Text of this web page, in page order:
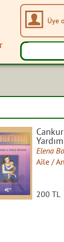
Üye
Elena
Aile /
200 TL